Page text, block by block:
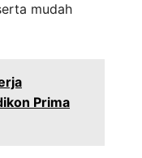
mudah
Prima